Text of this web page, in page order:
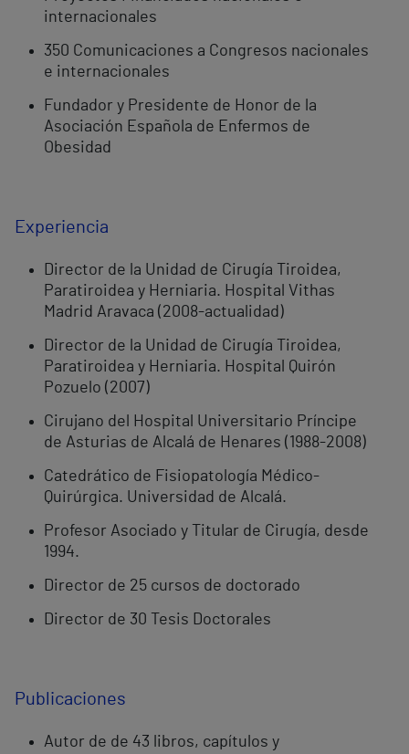
internacionales
350 Comunicaciones a Congresos nacionales
e internacionales
Fundador y Presidente de Honor de la
Asociación Española de Enfermos de
Obesidad
Experiencia
Director de la Unidad de Cirugía Tiroidea,
Paratiroidea y Herniaria. Hospital Vithas
Madrid Aravaca (2008-actualidad)
Director de la Unidad de Cirugía Tiroidea,
Paratiroidea y Herniaria. Hospital Quirón
Pozuelo (2007)
Cirujano del Hospital Universitario Príncipe
de Asturias de Alcalá de Henares (1988-2008)
Catedrático de Fisiopatología Médico-
Quirúrgica. Universidad de Alcalá.
Profesor Asociado y Titular de Cirugía, desde
1994.
Director de 25 cursos de doctorado
Director de 30 Tesis Doctorales
Publicaciones
Autor de de 43 libros, capítulos y